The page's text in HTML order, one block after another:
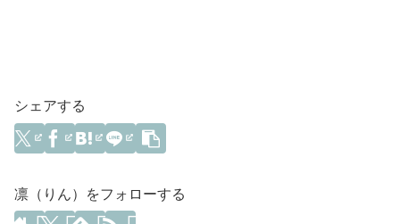
シェアする
凛（りん）をフォローする